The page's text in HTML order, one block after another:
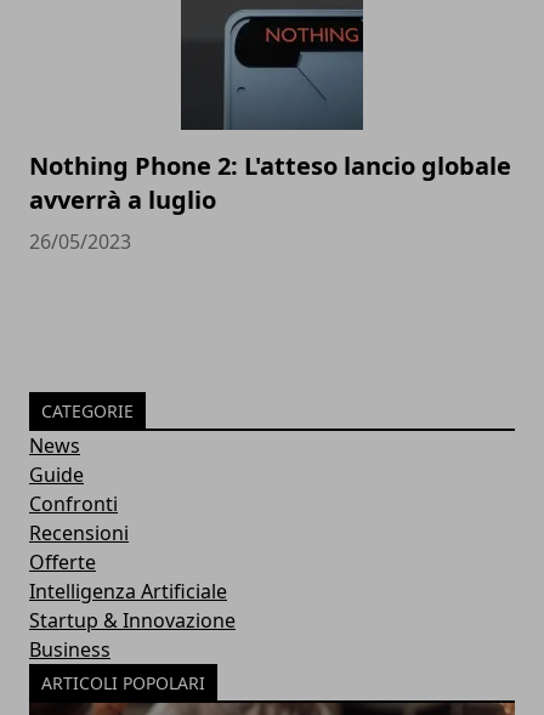
Nothing Phone 2: L'atteso lancio globale
avverrà a luglio
26/05/2023
CATEGORIE
News
Guide
Confronti
Recensioni
Offerte
Intelligenza Artificiale
Startup & Innovazione
Business
ARTICOLI POPOLARI